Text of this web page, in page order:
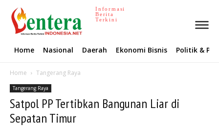
Informasi
Berita
Terkini
Home Nasional Daerah Ekonomi Bisnis Politik &
Home Tangerang Raya
Tangerang Raya
Satpol PP Tertibkan Bangunan Liar di
Sepatan Timur